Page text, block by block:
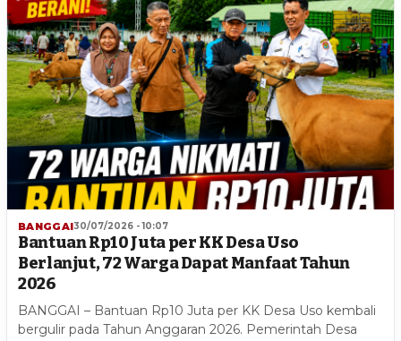
BANGGAI30/07/2026 - 10:07
Bantuan Rp10 Juta per KK Desa Uso
Berlanjut, 72 Warga Dapat Manfaat Tahun
2026
BANGGAI – Bantuan Rp10 Juta per KK Desa Uso kembali
bergulir pada Tahun Anggaran 2026. Pemerintah Desa